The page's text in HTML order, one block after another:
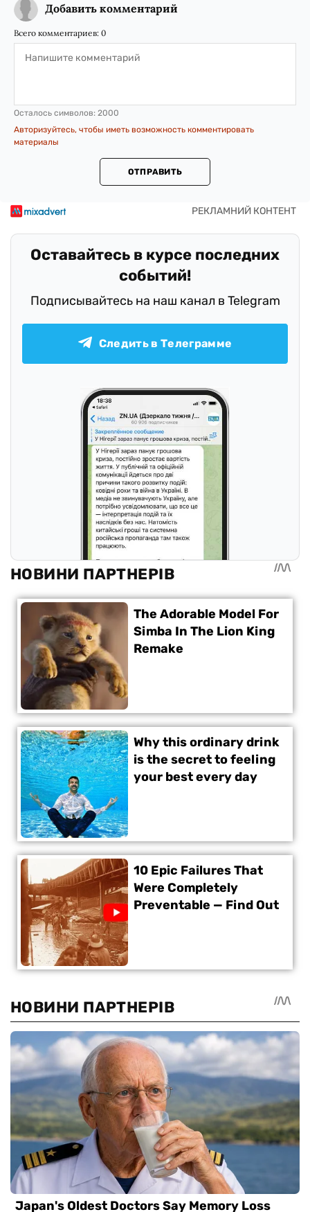
Добавить комментарий
Всего комментариев: 0
Осталось символов: 2000
Авторизуйтесь, чтобы иметь возможность комментировать
материалы
ОТПРАВИТЬ
Оставайтесь в курсе последних
событий!
Подписывайтесь на наш канал в Telegram
Следить в Телеграмме